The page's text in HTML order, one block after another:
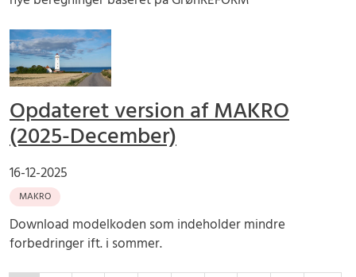
Opdateret version af MAKRO
(2025-December)
16-12-2025
MAKRO
Download modelkoden som indeholder mindre
forbedringer ift. i sommer.